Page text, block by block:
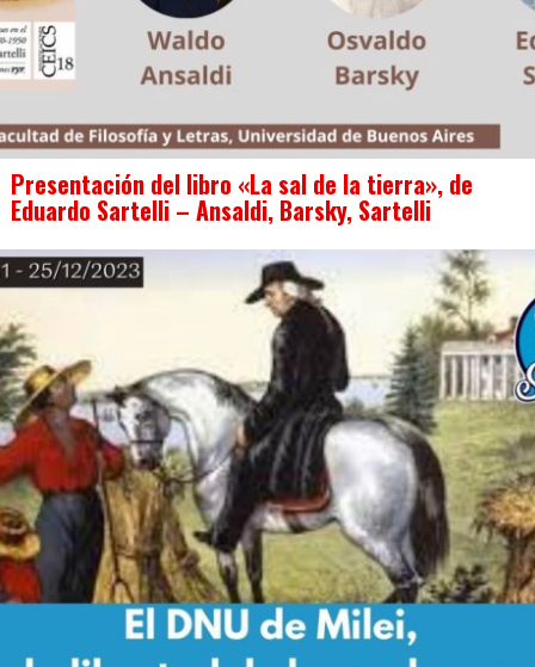
Presentación del libro «La sal de la tierra», de
Eduardo Sartelli – Ansaldi, Barsky, Sartelli